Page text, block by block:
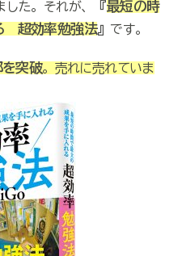
た。それが、
『最短の時
超効率勉強法』 です。
を突破。売れに売れていま